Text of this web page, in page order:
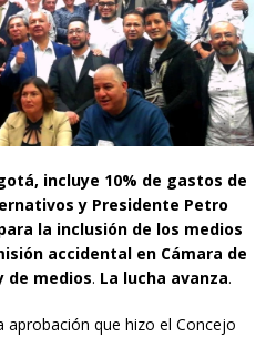
incluye 10% de gastos de
y Presidente Petro
la inclusión de los medios
accidental en Cámara de
de medios. La lucha avanza.
aprobación que hizo el Concejo